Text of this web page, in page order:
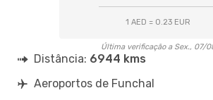
1 AED = 0.23 EUR
Última verificação a Sex., 07/
Distância: 6944 kms
Aeroportos de Funchal